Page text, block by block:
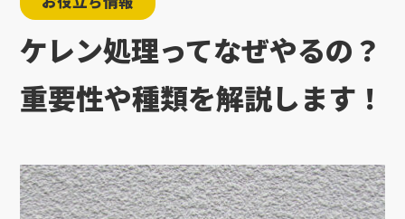
ケレン処理ってなぜやるの？
重要性や種類を解説します！